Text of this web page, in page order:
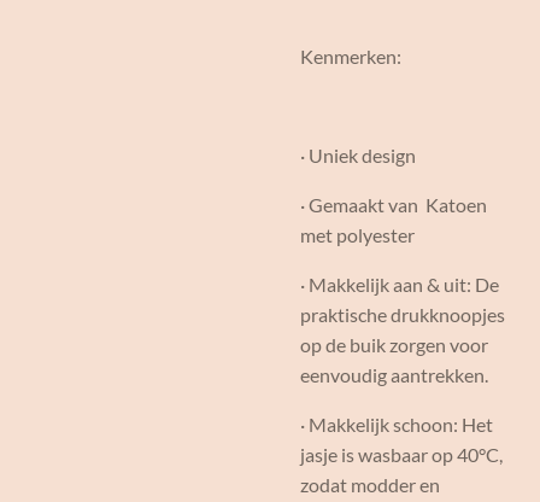
Kenmerken:
· Uniek design
· Gemaakt van Katoen
met polyester
· Makkelijk aan & uit: De
praktische drukknoopjes
op de buik zorgen voor
eenvoudig aantrekken.
· Makkelijk schoon: Het
jasje is wasbaar op 40°C,
zodat modder en